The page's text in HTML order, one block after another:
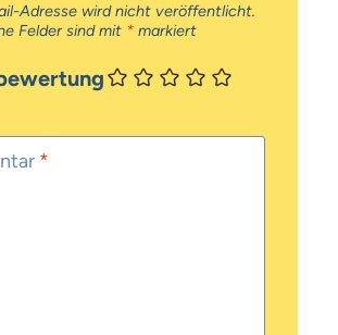
Adresse wird nicht veröffentlicht.
Felder sind mit *markiert
*